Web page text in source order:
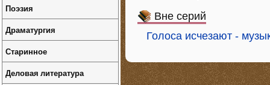
Вне серий
Голоса исчезают -
Поэзия
Драматургия
Старинное
Деловая литература